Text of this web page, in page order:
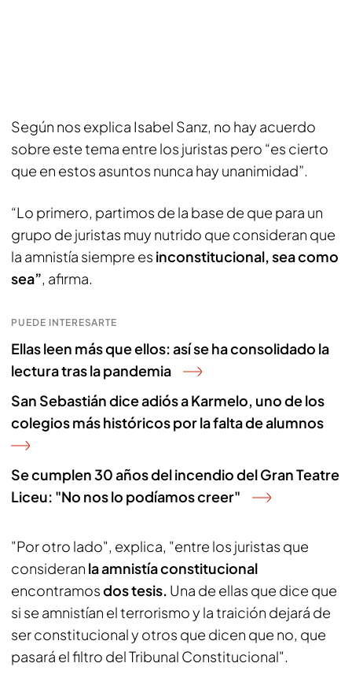
Según nos explica Isabel Sanz, no hay acuerdo
sobre este tema entre los juristas pero “es cierto
que en estos asuntos nunca hay unanimidad”.
“Lo primero, partimos de la base de que para un
grupo de juristas muy nutrido que consideran que
la amnistía siempre es inconstitucional, sea como
sea”, afirma.
PUEDE INTERESARTE
Ellas leen más que ellos: así se ha consolidado la
lectura tras la pandemia
San Sebastián dice adiós a Karmelo, uno de los
colegios más históricos por la falta de alumnos
Se cumplen 30 años del incendio del Gran Teatre
Liceu: "No nos lo podíamos creer"
"Por otro lado", explica, "entre los juristas que
consideran la amnistía constitucional
encontramosdos tesis. Una de ellas que dice que
si se amnistían el terrorismo y la traición dejará de
ser constitucional y otros que dicen que no, que
pasará el filtro del Tribunal Constitucional".